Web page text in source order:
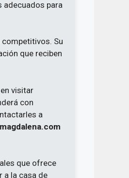
adecuados para
Su
que reciben
visitar
con
a
que ofrece
a la casa de